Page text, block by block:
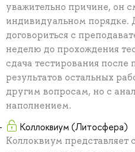
уважительно причине, он
индивидуальном порядке.
договориться с
неделю до прохождения
сдача тестирования
результатов остальных
другим вопросам, но с
наполнением.
Коллоквиум (Литосфера)
Коллоквиум представляет